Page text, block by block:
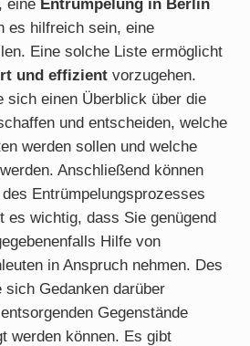
eine Entrümpelung in Berlin
es hilfreich sein, eine
Eine solche Liste ermöglicht
und effizientvorzugehen.
sich einen Überblick über die
und entscheiden, welche
werden sollen und welche
Anschließend können
Entrümpelungsprozesses
es wichtig, dass Sie genügend
Hilfe von
in Anspruch nehmen. Des
Gedanken darüber
Gegenstände
werden können. Es gibt